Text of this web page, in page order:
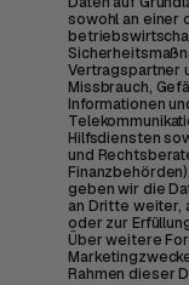
sowohl an einer
Vertragspartner
Missbrauch,
Informationen
Hilfsdiensten
und
geben wir die
an Dritte weiter,
oder zur
Über weitere
Rahmen dieser